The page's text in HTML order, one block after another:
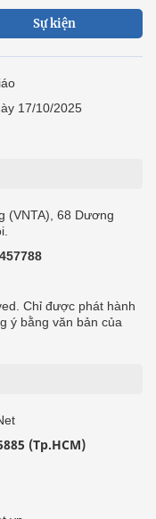
Sự kiện
17/10/2025
(VNTA), 68 Dương
Chỉ được phát hành
ý bằng văn bản của
(Tp.HCM)